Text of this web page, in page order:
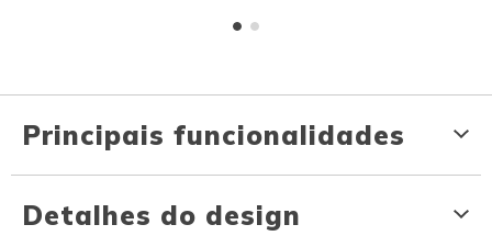
Principais funcionalidades
Detalhes do design